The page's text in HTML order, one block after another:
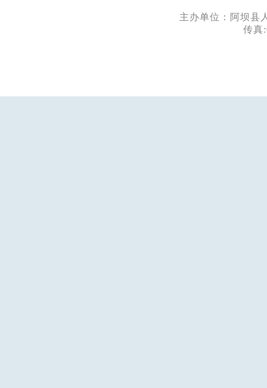
主办单位：阿坝县
传真